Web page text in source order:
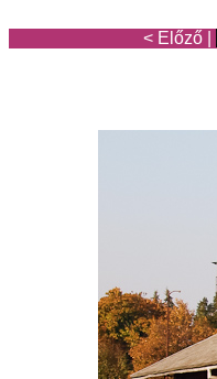
< Előző